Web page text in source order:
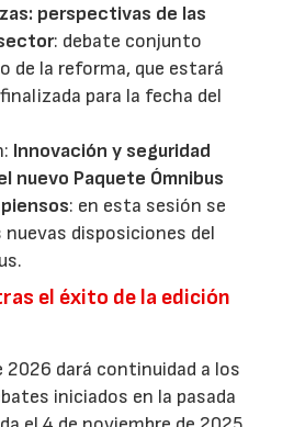
perspectivas de las
: debate conjunto
de la reforma, que estará
para la fecha del
Innovación y seguridad
nuevo Paquete Ómnibus
: en esta sesión se
disposiciones del
el éxito de la edición
2026 dará continuidad a los
iniciados en la pasada